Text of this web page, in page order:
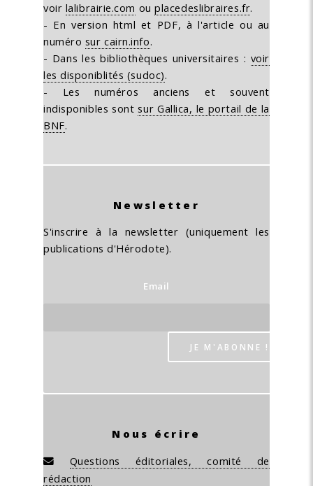
voir lalibrairie.com ouplacedeslibraires.fr.
- En version html et PDF, à l'article ou au
numéro sur cairn.info.
- Dans les bibliothèques universitaires : voir
les disponiblités (sudoc).
- Les numéros anciens et souvent
indisponibles sontsur Gallica, le portail de la
BNF.
Newsletter
S'inscrire à la newsletter (uniquement les
publications d'Hérodote).
Email
Nous écrire
Questions éditoriales, comité de
rédaction